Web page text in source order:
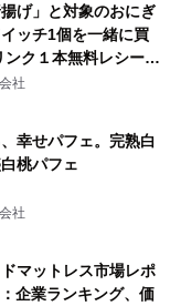
揚げ」と対象のおにぎ
ッチ1個を一緒に買
ンク１本無料レシート
！※1
社
幸せパフェ。完熟白
桃パフェ
社
マットレス市場レポ
企業ランキング、価